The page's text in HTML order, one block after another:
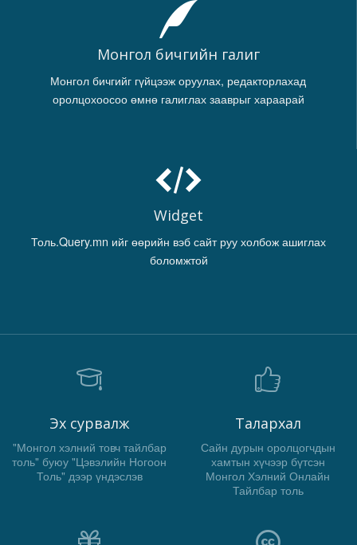
Монгол бичгийн галиг
Монгол бичгийг гүйцээж оруулах, редакторлахад
оролцохоосоо өмнө галиглах зааврыг хараарай
Widget
Толь.Query.mn ийг өөрийн вэб сайт руу холбож ашиглах
боломжтой
Эх сурвалж
"Монгол хэлний товч тайлбар
толь" буюу "Цэвэлийн Ногоон
Толь" дээр үндэслэв
Талархал
Сайн дурын оролцогчдын
хамтын хүчээр бүтсэн
Монгол Хэлний Онлайн
Тайлбар толь